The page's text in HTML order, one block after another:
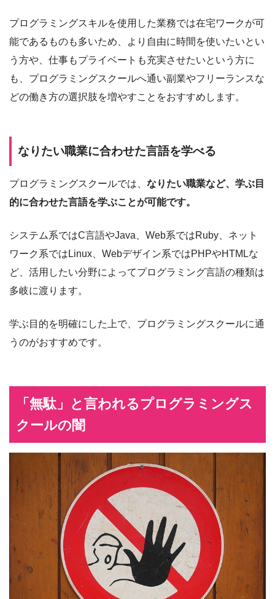
プログラミングスキルを使用した業務では在宅ワークが可
能であるものも多いため、より自由に時間を使いたいとい
う方や、仕事もプライベートも充実させたいという方に
も、プログラミングスクールへ通い副業やフリーランスな
どの働き方の選択肢を増やすことをおすすめします。
なりたい職業に合わせた言語を学べる
プログラミングスクールでは、 なりたい職業など、学ぶ目
的に合わせた言語を学ぶことが可能です。
システム系ではC言語やJava、Web系ではRuby、ネット
ワーク系ではLinux、Webデザイン系ではPHPやHTMLな
ど、活用したい分野によってプログラミング言語の種類は
多岐に渡ります。
学ぶ目的を明確にした上で、プログラミングスクールに通
うのがおすすめです。
「無駄」と言われるプログラミングス
クールの闇